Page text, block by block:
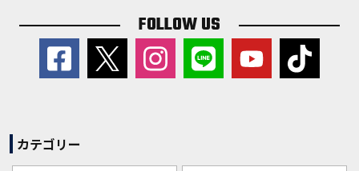
FOLLOW US
カテゴリー